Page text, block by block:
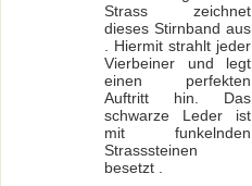
Strass zeichnet
dieses Stirnband aus
. Hiermit strahlt jeder
Vierbeiner und legt
einen perfekten
Auftritt hin. Das
schwarze Leder ist
mit funkelnden
Strasssteinen
besetzt .